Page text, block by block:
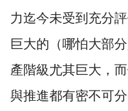
力迄今未受到充分
巨大的（哪怕大部
產階級尤其巨大，
與推進都有密不可